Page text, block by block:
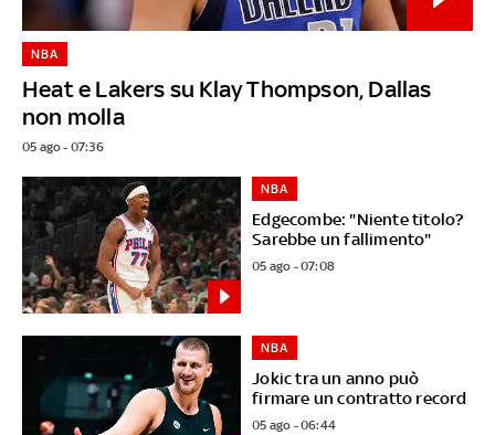
Heat e Lakers su Klay Thompson, Dallas
non molla
NBA
05 ago - 07:36
Edgecombe: "Niente titolo?
Sarebbe un fallimento"
NBA
05 ago - 07:08
Jokic tra un anno può
firmare un contratto record
NBA
05 ago - 06:44